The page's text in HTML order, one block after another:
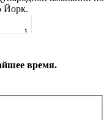
Йорк.
время.